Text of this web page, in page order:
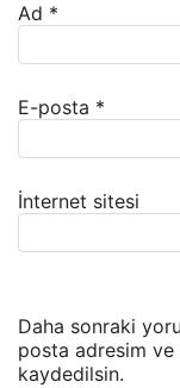
Ad *
E-posta *
İnternet sitesi
Daha sonraki
posta adresim ve
kaydedilsin.